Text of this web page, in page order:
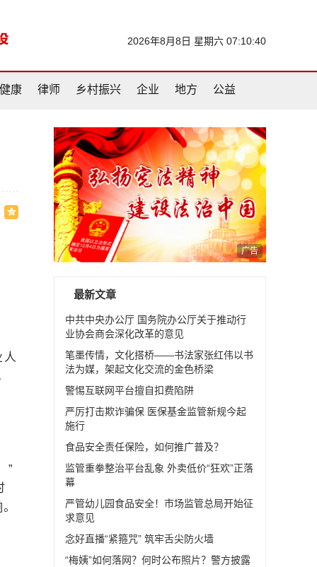
2026年8月8日 星期六 07:10:41
健康 律师 乡村振兴 企业 地方 公益
人
”
广告
最新文章
中共中央办公厅 国务院办公厅关于推动行
业协会商会深化改革的意见
笔墨传情，文化搭桥——书法家张红伟以书
法为媒，架起文化交流的金色桥梁
警惕互联网平台擅自扣费陷阱
严厉打击欺诈骗保 医保基金监管新规今起
施行
食品安全责任保险，如何推广普及？
监管重拳整治平台乱象 外卖低价“狂欢”正落
幕
严管幼儿园食品安全！市场监管总局开始征
求意见
念好直播“紧箍咒” 筑牢舌尖防火墙
“梅姨”如何落网？何时公布照片？警方披露